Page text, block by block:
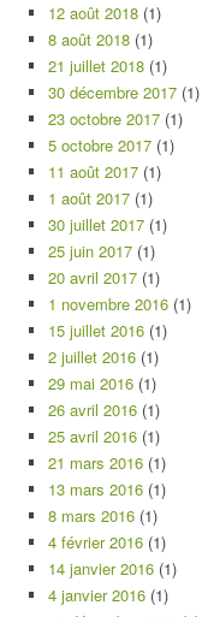
12 août 2018 (1)
8 août 2018 (1)
21 juillet 2018 (1)
30 décembre 2017 (1)
23 octobre 2017 (1)
5 octobre 2017 (1)
11 août 2017 (1)
1 août 2017 (1)
30 juillet 2017 (1)
25 juin 2017 (1)
20 avril 2017 (1)
1 novembre 2016 (1)
15 juillet 2016 (1)
2 juillet 2016 (1)
29 mai 2016 (1)
26 avril 2016 (1)
25 avril 2016 (1)
21 mars 2016 (1)
13 mars 2016 (1)
8 mars 2016 (1)
4 février 2016 (1)
14 janvier 2016 (1)
4 janvier 2016 (1)